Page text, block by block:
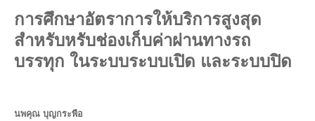
การศึกษาอัตราการให้บริการสูงสุด
สำหรับหรับช่องเก็บค่าผ่านทางรถ
บรรทุก ในระบบระบบเปิด และระบบปิด
นพคุณ บุญกระพือ